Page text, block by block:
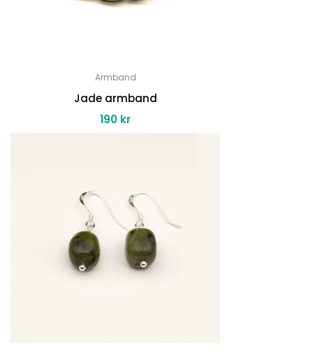
Armband
Jade armband
190 kr